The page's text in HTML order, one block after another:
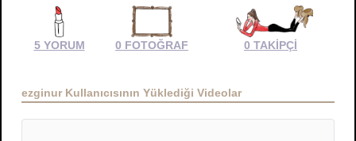
5 YORUM 0 FOTOĞRAF 0 TAKİPÇİ
ezginur Kullanıcısının Yüklediği Videolar